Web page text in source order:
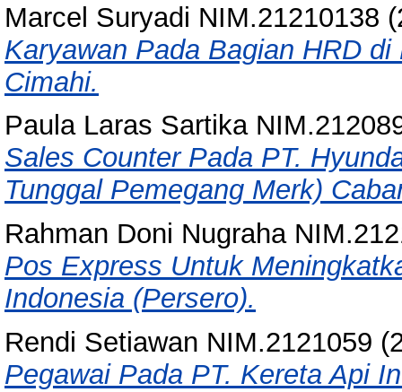
Marcel Suryadi NIM.21210138
Karyawan Pada Bagian HRD
Cimahi.
Paula Laras Sartika
Sales Counter Pada PT.
Tunggal Pemegang Merk)
Rahman Doni Nugraha
Pos Express Untuk
Indonesia (Persero).
Rendi Setiawan NIM.2121059
Pegawai Pada PT. Kereta Api